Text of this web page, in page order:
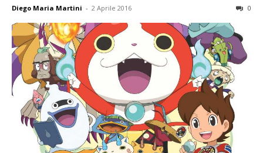
Diego Maria Martini - 2 Aprile 2016 0